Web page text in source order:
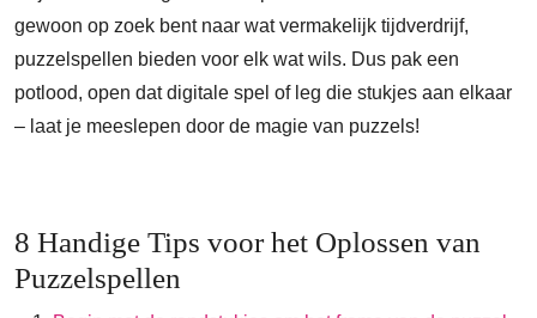
gewoon op zoek bent naar wat vermakelijk tijdverdrijf,
puzzelspellen bieden voor elk wat wils. Dus pak een
potlood, open dat digitale spel of leg die stukjes aan elkaar
– laat je meeslepen door de magie van puzzels!
8 Handige Tips voor het Oplossen van
Puzzelspellen